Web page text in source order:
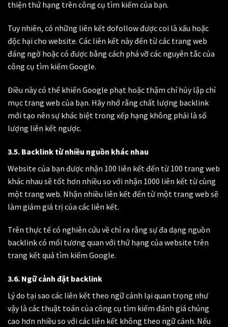
thiện thứ hạng trên công cụ tìm kiếm của bạn.
Tuy nhiên, có những liên kết dofollow được coi là xấu hoặc
độc hại cho website. Các liên kết này đến từ các trang web
đáng ngờ hoặc có được bằng cách phá vỡ các nguyên tắc của
công cụ tìm kiếm Google.
Điều này có thể khiến Google phạt hoặc thậm chí hủy lập chỉ
mục trang web của bạn. Hãy nhớ rằng chất lượng backlink
mới tạo nên sự khác biệt trong xếp hạng không phải là số
lượng liên kết ngược.
3.5. Backlink từ nhiều nguồn khác nhau
Website của bạn được nhận 100 liên kết đến từ 100 trang web
khác nhau sẽ tốt hơn nhiều so với nhận 1000 liên kết từ cùng
một trang web. Nhận nhiều liên kết đến từ một trang web sẽ
làm giảm giá trị của các liên kết.
Trên thực tế có nghiên cứu về chỉ ra rằng sự đa dạng nguồn
backlink có mối tương quan với thứ hạng của website trên
trang kết quả tìm kiếm Google.
3.6. Ngữ cảnh đặt backlink
Lý do tại sao các liên kết theo ngữ cảnh lại quan trọng như
vậy là các thuật toán của công cụ tìm kiếm đánh giá chúng
cao hơn nhiều so với các liên kết không theo ngữ cảnh. Nếu